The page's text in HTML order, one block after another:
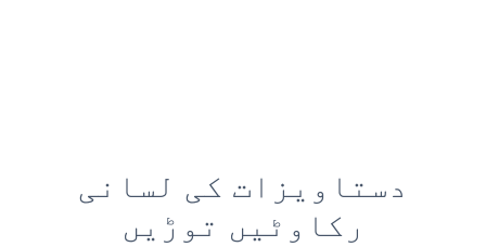
دستاویزات کی لسانی
رکاوٹیں توڑیں